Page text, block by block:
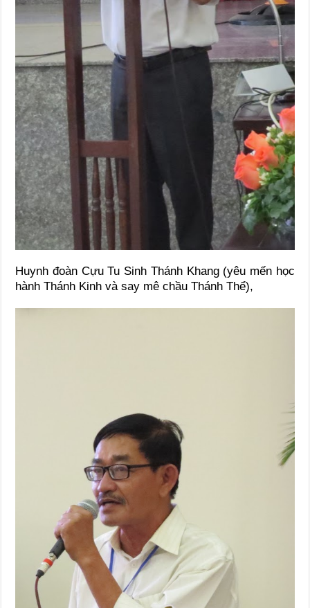
Huynh đoàn Cựu Tu Sinh Thánh Khang (yêu mến học
hành Thánh Kinh và say mê chầu Thánh Thể),